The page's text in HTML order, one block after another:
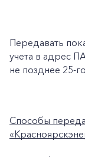
Передавать
учета в адрес
не позднее 25-
Способы